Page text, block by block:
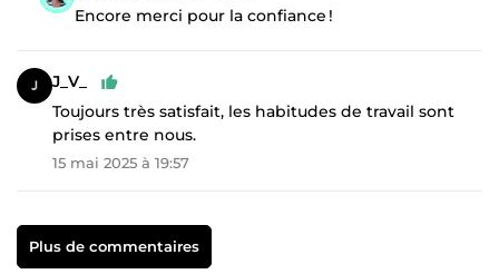
Encore merci pour la confiance !
J_V_
Toujours très satisfait, les habitudes de travail sont
prises entre nous.
15 mai 2025 à 19:57
Plus de commentaires